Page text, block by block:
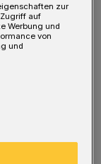
185 cm
trug
Wuppertal
zur
auf
Werbung und
von
und